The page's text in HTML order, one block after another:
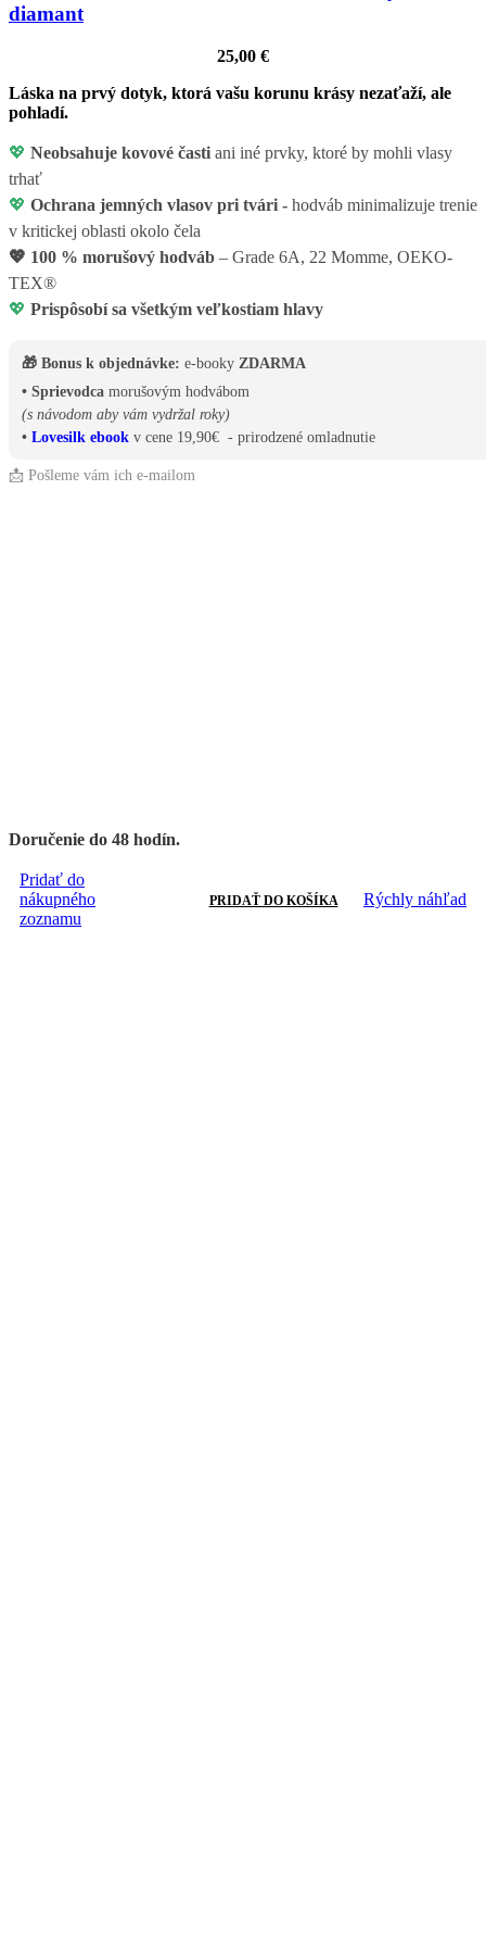
diamant
25,00 €
Láska na prvý dotyk, ktorá vašu korunu krásy nezaťaží, ale
pohladí.
💖 Neobsahuje kovové časti ani iné prvky, ktoré by mohli vlasy
trhať
💖 Ochrana jemných vlasov pri tvári - hodváb minimalizuje trenie
v kritickej oblasti okolo čela
💖 100 % morušový hodváb – Grade 6A, 22 Momme, OEKO-
TEX®
💖 Prispôsobí sa všetkým veľkostiam hlavy
🎁 Bonus k objednávke: e-booky ZDARMA
• Sprievodca morušovým hodvábom
(s návodom aby vám vydržal roky)
• Lovesilk ebook v cene 19,90€ - prirodzené omladnutie
📩 Pošleme vám ich e-mailom
Doručenie do 48 hodín.
Pridať do
nákupného
zoznamu
PRIDAŤ DO KOŠÍKA Rýchly náhľad